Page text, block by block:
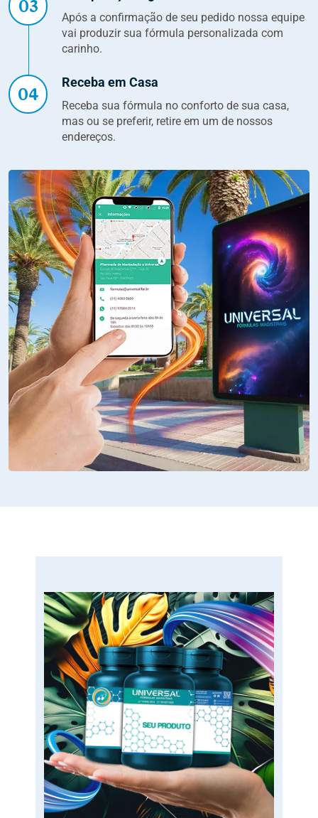
03
Após a confirmação de seu pedido nossa equipe
vai produzir sua fórmula personalizada com
carinho.
04
Receba em Casa
Receba sua fórmula no conforto de sua casa,
mas ou se preferir, retire em um de nossos
endereços.